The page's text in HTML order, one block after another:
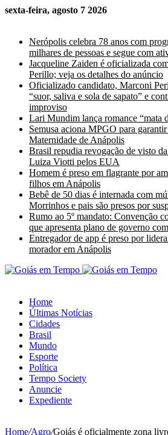
sexta-feira, agosto 7 2026
Nerópolis celebra 78 anos com
milhares de pessoas e segue com
Jacqueline Zaiden é oficializada
Perillo; veja os detalhes do anúncio
Oficializado candidato, Marconi
“suor, saliva e sola de sapato” e
improviso
Lari Mundim lança romance “mata
Semusa aciona MPGO para
Maternidade de Anápolis
Brasil repudia revogação de visto
Luiza Viotti pelos EUA
Homem é preso em flagrante por
filhos em Anápolis
Bebê de 50 dias é internada com
Morrinhos e pais são presos por
Rumo ao 5º mandato: Convenção
que apresenta plano de governo
Entregador de app é preso por
morador em Anápolis
Home
Últimas Notícias
Cidades
Brasil
Mundo
Esporte
Política
Tempo Society
Anuncie
Expediente
Home/Agro/Goiás é oficialmente zona